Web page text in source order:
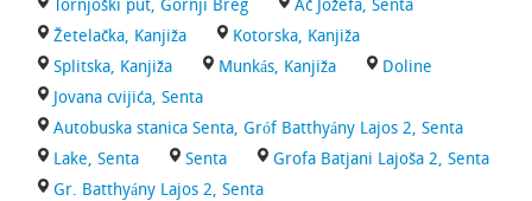
Tornjoški put, Gornji Breg
Ač Jožefa, Senta
Žetelačka, Kanjiža
Kotorska, Kanjiža
Splitska, Kanjiža
Munkás, Kanjiža
Doline
Jovana cvijića, Senta
Autobuska stanica Senta, Gróf Batthyány Lajos 2, Senta
Lake, Senta
Senta
Grofa Batjani Lajoša 2, Senta
Gr. Batthyány Lajos 2, Senta